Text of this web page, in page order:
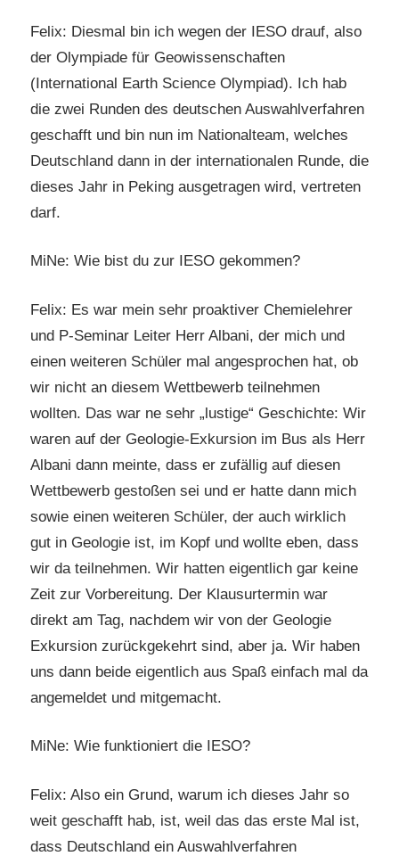
Felix: Diesmal bin ich wegen der IESO drauf, also
der Olympiade für Geowissenschaften
(International Earth Science Olympiad). Ich hab
die zwei Runden des deutschen Auswahlverfahren
geschafft und bin nun im Nationalteam, welches
Deutschland dann in der internationalen Runde, die
dieses Jahr in Peking ausgetragen wird, vertreten
darf.
MiNe: Wie bist du zur IESO gekommen?
Felix: Es war mein sehr proaktiver Chemielehrer
und P-Seminar Leiter Herr Albani, der mich und
einen weiteren Schüler mal angesprochen hat, ob
wir nicht an diesem Wettbewerb teilnehmen
wollten. Das war ne sehr „lustige“ Geschichte: Wir
waren auf der Geologie-Exkursion im Bus als Herr
Albani dann meinte, dass er zufällig auf diesen
Wettbewerb gestoßen sei und er hatte dann mich
sowie einen weiteren Schüler, der auch wirklich
gut in Geologie ist, im Kopf und wollte eben, dass
wir da teilnehmen. Wir hatten eigentlich gar keine
Zeit zur Vorbereitung. Der Klausurtermin war
direkt am Tag, nachdem wir von der Geologie
Exkursion zurückgekehrt sind, aber ja. Wir haben
uns dann beide eigentlich aus Spaß einfach mal da
angemeldet und mitgemacht.
MiNe: Wie funktioniert die IESO?
Felix: Also ein Grund, warum ich dieses Jahr so
weit geschafft hab, ist, weil das das erste Mal ist,
dass Deutschland ein Auswahlverfahren